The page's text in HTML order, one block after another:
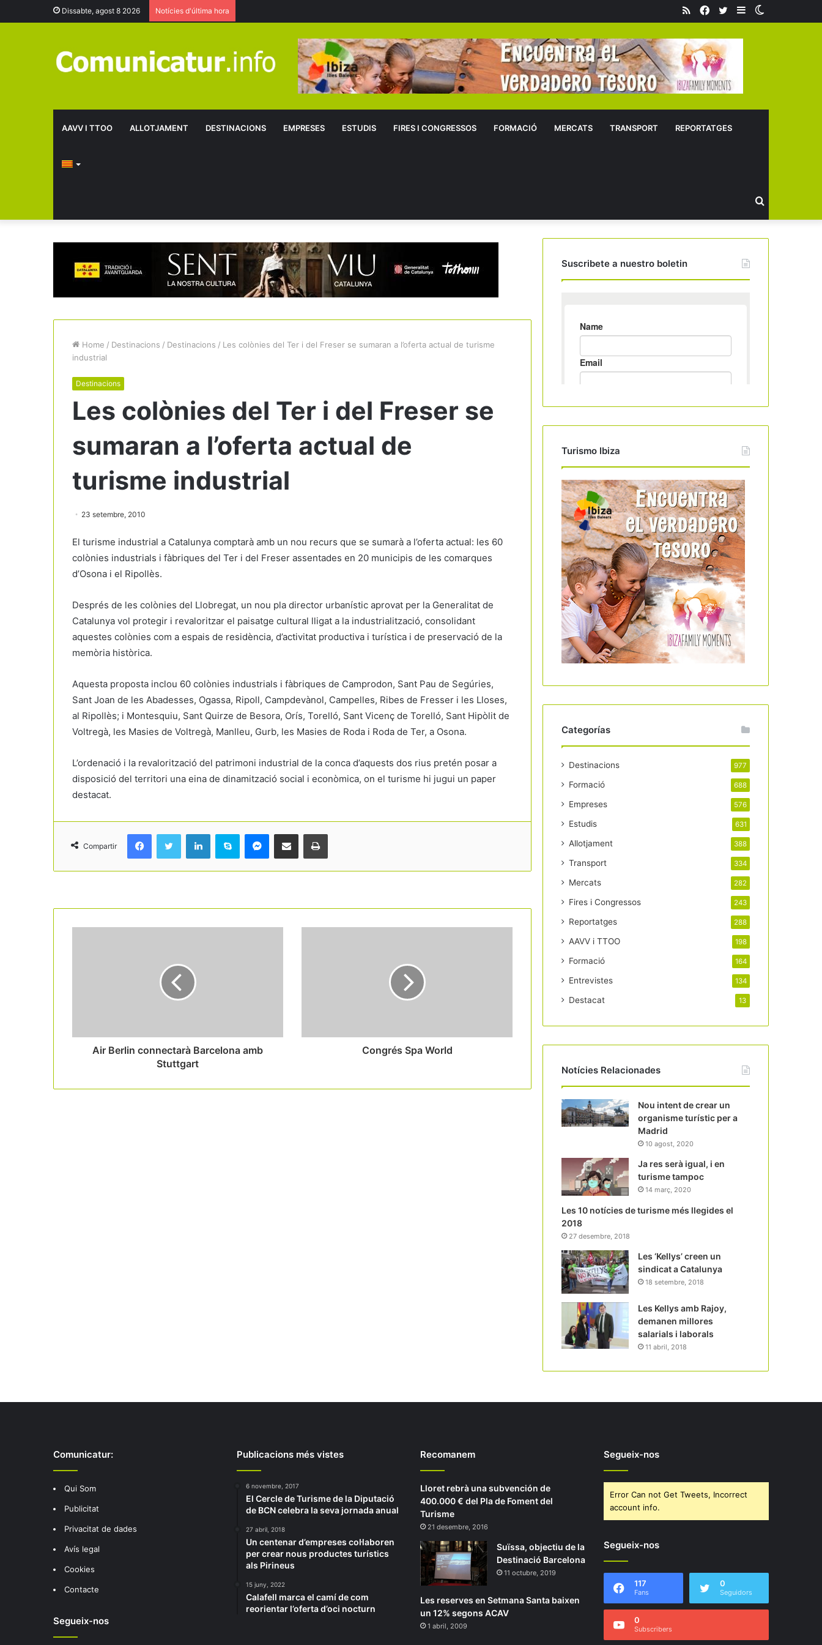
Dissabte, agost 8 2026 Notícies d'última hora Sidebar
Twitter
Facebook
RSS
AAVV I TTOO ALLOTJAMENT DESTINACIONS EMPRESES ESTUDIS FIRES I CONGRESSOS FORMACIÓ MERCATS TRANSPORT REPORTATGES
Buscar
Home / Destinacions / Destinacions / Les colònies del Ter i del Freser se sumaran a l’oferta actual de turisme
industrial
Destinacions
Les colònies del Ter i del Freser se
sumaran a l’oferta actual de
turisme industrial
23 setembre, 2010
El turisme industrial a Catalunya comptarà amb un nou recurs que se sumarà a l’oferta actual: les 60
colònies industrials i fàbriques del Ter i del Freser assentades en 20 municipis de les comarques
d’Osona i el Ripollès.
Després de les colònies del Llobregat, un nou pla director urbanístic aprovat per la Generalitat de
Catalunya vol protegir i revaloritzar el paisatge cultural lligat a la industrialització, consolidant
aquestes colònies com a espais de residència, d’activitat productiva i turística i de preservació de la
memòria històrica.
Aquesta proposta inclou 60 colònies industrials i fàbriques de Camprodon, Sant Pau de Segúries,
Sant Joan de les Abadesses, Ogassa, Ripoll, Campdevànol, Campelles, Ribes de Fresser i les Lloses,
al Ripollès; i Montesquiu, Sant Quirze de Besora, Orís, Torelló, Sant Vicenç de Torelló, Sant Hipòlit de
Voltregà, les Masies de Voltregà, Manlleu, Gurb, les Masies de Roda i Roda de Ter, a Osona.
L’ordenació i la revalorització del patrimoni industrial de la conca d’aquests dos rius pretén posar a
disposició del territori una eina de dinamització social i econòmica, on el turisme hi jugui un paper
destacat.
Compartir
Air Berlin connectarà Barcelona amb
Stuttgart
Congrés Spa World
Suscribete a nuestro boletin
Turismo Ibiza
Categorías
Destinacions 977
Formació 688
Empreses 576
Estudis 631
Allotjament 388
Transport 334
Mercats 282
Fires i Congressos 243
Reportatges 288
AAVV i TTOO 198
Formació 164
Entrevistes 134
Destacat 13
Notícies Relacionades
Nou intent de crear un
organisme turístic per a
Madrid
10 agost, 2020
Ja res serà igual, i en
turisme tampoc
14 març, 2020
Les 10 notícies de turisme més llegides el
2018
27 desembre, 2018
Les ‘Kellys’ creen un
sindicat a Catalunya
18 setembre, 2018
Les Kellys amb Rajoy,
demanen millores
salarials i laborals
11 abril, 2018
Comunicatur:
Qui Som
Publicitat
Privacitat de dades
Avís legal
Cookies
Contacte
Segueix-nos
Publicacions més vistes
6 novembre, 2017
El Cercle de Turisme de la Diputació
de BCN celebra la seva jornada anual
27 abril, 2018
Un centenar d’empreses col·laboren
per crear nous productes turístics
als Pirineus
15 juny, 2022
Calafell marca el camí de com
reorientar l’oferta d’oci nocturn
Recomanem
Lloret rebrà una subvención de
400.000 € del Pla de Foment del
Turisme
21 desembre, 2016
Suïssa, objectiu de la
Destinació Barcelona
11 octubre, 2019
Les reserves en Setmana Santa baixen
un 12% segons ACAV
1 abril, 2009
Segueix-nos
Error Can not Get Tweets, Incorrect
account info.
Segueix-nos
117
Fans
0
Seguidors
0
Subscribers